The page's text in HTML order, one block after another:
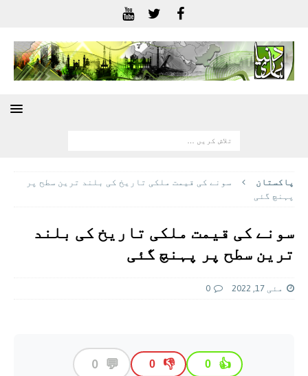
پاکستان
سونے کی قیمت ملکی تاریخ کی بلند ترین سطح پر
پہنچ گئی
سونے کی قیمت ملکی تاریخ کی بلند
ترین سطح پر پہنچ گئی
مئی 17, 2022 0
👍
0
👎
0
💬
0